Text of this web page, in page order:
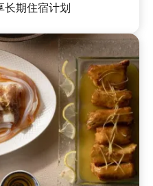
长期住宿计划